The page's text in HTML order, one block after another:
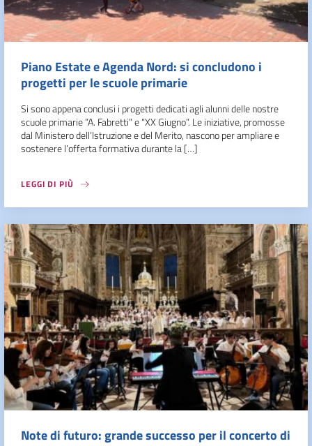
Piano Estate e Agenda Nord: si concludono i
progetti per le scuole primarie
Si sono appena conclusi i progetti dedicati agli alunni delle nostre
scuole primarie ”A. Fabretti” e “XX Giugno”. Le iniziative, promosse
dal Ministero dell’Istruzione e del Merito, nascono per ampliare e
sostenere l’offerta formativa durante la […]
LEGGI DI PIÙ
Note di futuro: grande successo per il concerto di